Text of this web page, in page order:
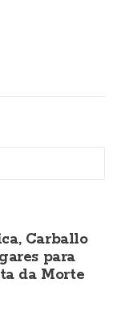
Carballo
para
da Morte